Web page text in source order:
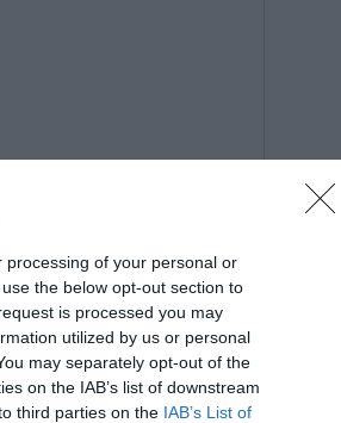
of your personal or
the below opt-out section to
is processed you may
utilized by us or personal
may separately opt-out of the
on the IAB’s list of downstream
third parties on the IAB’s List of